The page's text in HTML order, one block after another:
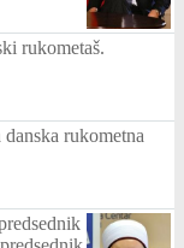
rukometaš.
rukometna